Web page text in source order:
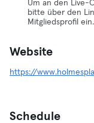
Um an den Live-
bitte über den
Mitgliedsprofil ein.
Website
https://
Schedule